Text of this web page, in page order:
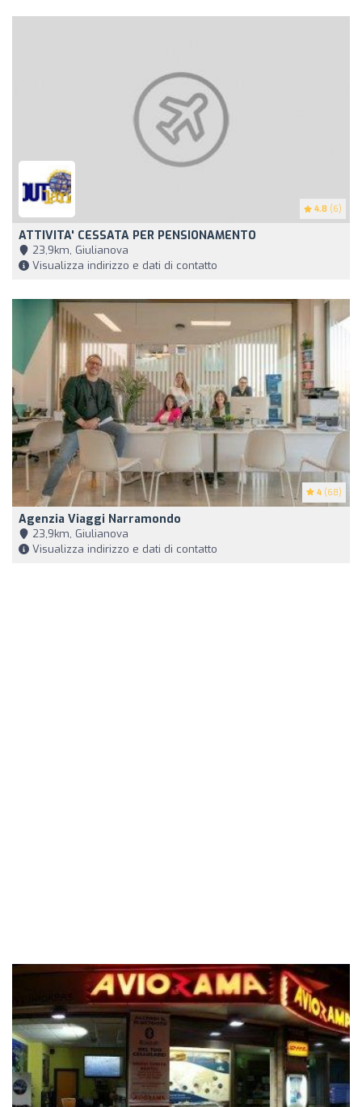
4.8 (6)
ATTIVITA' CESSATA PER PENSIONAMENTO
23,9km, Giulianova
Visualizza indirizzo e dati di contatto
4 (68)
Agenzia Viaggi Narramondo
23,9km, Giulianova
Visualizza indirizzo e dati di contatto